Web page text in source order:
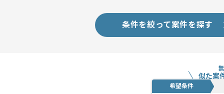
条件を絞って案件を探す
似た案
希望条件